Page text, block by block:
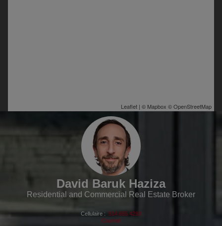
Leaflet | © Mapbox ©OpenStreetMap
David Baruk Haziza
Residential and Commercial Real Estate Broker
Cellulaire : 514.655.4293
Courriel